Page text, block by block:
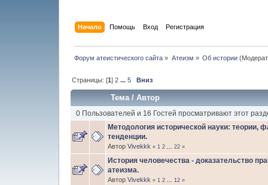
Начало Помощь Вход Регистрация
Форум атеистического сайта » Атеизм » Об истории
Страницы: [1]2 ...5 Вниз
Тема/Автор
0 Пользователей и 16 Гостей просматривают этот
Методология исторической науки: теории,
тенденции.
Автор Vivekkk « 1 2 22 »
История человечества - доказательство
атеизма.
Автор Vivekkk « 1 2 12 »